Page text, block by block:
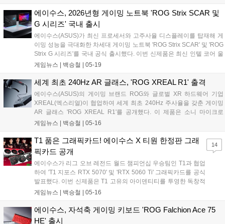
ROG Xbox ALLY X와 동일하다고 한다....
에이수스, 2026년형 게이밍 노트북 'ROG Strix SCAR 및
G 시리즈' 국내 출시
에이수스(ASUS)가 최신 프로세서와 고주사율 디스플레이를 탑재해 게
이밍 성능을 극대화한 차세대 게이밍 노트북 'ROG Strix SCAR' 및 'ROG
Strix G 시리즈'를 국내 공식 출시했다. 이번 신제품은 최신 인텔 코어 울
트라 및 AMD 라이젠 프로세서를 기반으로 설계되어 AAA급 게임부터 e
조를 통해 게이머에게 흔들림 없는 프레임 방어 및 쾌적한 플레이 환경
게임뉴스 | 백승철 | 05-19
세계 최초 240Hz AR 글래스, 'ROG XREAL R1' 출격
에이수스(ASUS)의 게이밍 브랜드 ROG와 글로벌 XR 하드웨어 기업
XREAL(엑스리얼)이 협업하여 세계 최초 240Hz 주사율을 갖춘 게이밍
AR 글래스 'ROG XREAL R1'를 공개했다. 이 제품은 소니 마이크로
OLED 패널을 통해 4미터 거리에서 최대 171인치의 가상 화면을 구현하
전용 컨트롤 독(Control Dock)을 포함됐다. 고주사율과 초저지연 기술을
결합하여 이동 중에도 고성능 모니터 수준의 매끄러운 게임 플레이 환경
을 제공한다....
게임뉴스 | 백승철 | 05-16
T1 품은 그래픽카드! 에이수스 X 티원 한정판 그래
픽카드 공개
에이수스가 리그 오브 레전드 월드 챔피언십 우승팀인 T1과 협업
하여 'T1 지포스 RTX 5070' 및 'RTX 5060 Ti' 그래픽카드를 공식
발표했다. 이번 신제품은 T1 고유의 아이덴티티를 투영한 독창적
인 디자인과 에이수스의 핵심 냉각 기술을 결합하여, 게임 플레이
다. 양사는 이번 협업을 통해 단순한 하드웨어 성능 향상을 넘어 e
스포츠 팬들을 위해 특별한 수집 가치까지 제공한다....
게임뉴스 | 백승철 | 05-16
14
에이수스, 자석축 게이밍 키보드 'ROG Falchion Ace 75
HE' 출시